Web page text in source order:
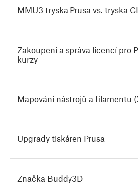
MMU3 tryska Prusa vs. tryska
Zakoupení a správa licencí pro
kurzy
Mapování nástrojů a filamentu
Upgrady tiskáren Prusa
Značka Buddy3D